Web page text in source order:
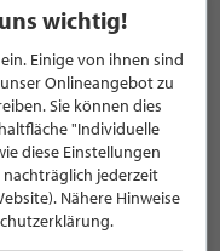
und profitieren Sie
Angeboten
stimmen Sie
zu. EineAbmeldung
wichtig!
Einige von ihnen sind
Onlineangebot zu
Sie können dies
"Individuelle
diese Einstellungen
jederzeit
Nähere Hinweise